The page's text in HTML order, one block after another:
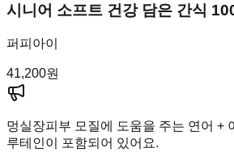
시니어 소프트 건강 담은 간식
퍼피아이
41,200원
멍실장피부 모질에 도움을 주는 연어 +
루테인이 포함되어 있어요.